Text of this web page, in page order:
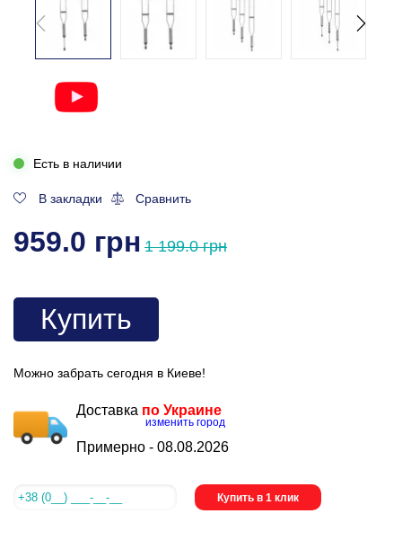
Есть в наличии
В закладки Сравнить
959.0 грн 1 199.0 грн
Купить
Можно забрать сегодня в Киеве!
Доставка по Украине
изменить город
Примерно - 08.08.2026
Купить в 1 клик